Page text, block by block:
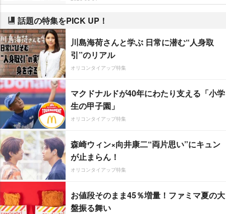
話題の特集をPICK UP！
川島海荷さんと学ぶ 日常に潜む“人身取
引”のリアル
オリコンタイアップ特集
マクドナルドが40年にわたり支える「小学
生の甲子園」
オリコンタイアップ特集
森崎ウィン×向井康二“両片思い”にキュン
が止まらん！
オリコンタイアップ特集
お値段そのまま45％増量！ファミマ夏の大
盤振る舞い